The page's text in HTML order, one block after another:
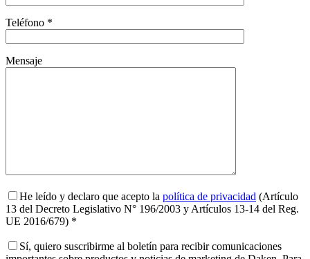
Teléfono *
Mensaje
He leído y declaro que acepto la política de privacidad (Artículo
13 del Decreto Legislativo N° 196/2003 y Artículos 13-14 del Reg.
UE 2016/679) *
Sí, quiero suscribirme al boletín para recibir comunicaciones